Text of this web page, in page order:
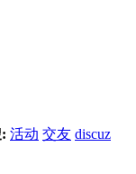
活动 交友 discuz